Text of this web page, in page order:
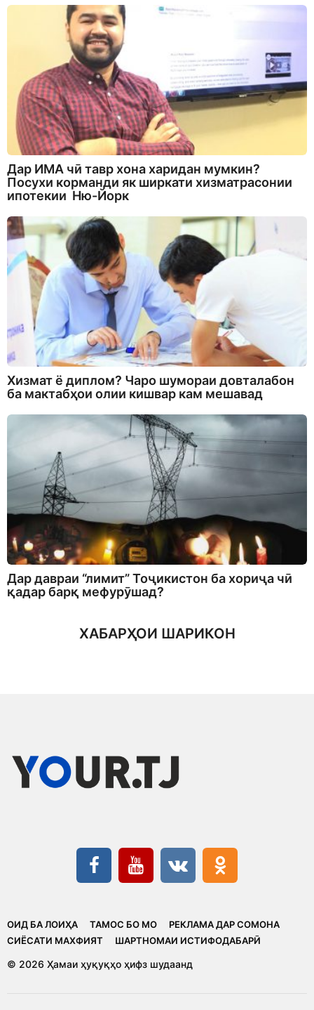
Дар ИМА чӣ тавр хона харидан мумкин?
Посухи корманди як ширкати хизматрасонии
ипотекии Ню-Йорк
Хизмат ё диплом? Чаро шумораи довталабон
ба мактабҳои олии кишвар кам мешавад
Дар давраи “лимит” Тоҷикистон ба хориҷа чӣ
қадар барқ мефурӯшад?
ХАБАРҲОИ ШАРИКОН
ОИД БА ЛОИҲА ТАМОС БО МО
РЕКЛАМА ДАР СОМОНА
CИЁСАТИ МАХФИЯТ
ШАРТНОМАИ ИСТИФОДАБАРӢ
© 2026 Ҳамаи ҳуқуқҳо ҳифз шудаанд